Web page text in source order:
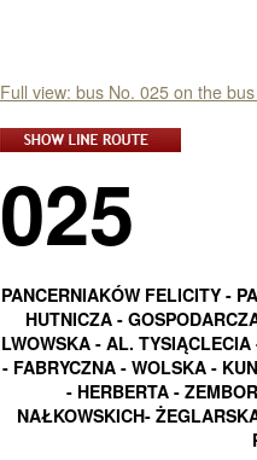
Full view: bus No. 025 on the
025
PANCERNIAKÓW FELICITY -
HUTNICZA -
LWOWSKA - AL.
- FABRYCZNA - WOLSKA -
- HERBERTA -
NAŁKOWSKICH-